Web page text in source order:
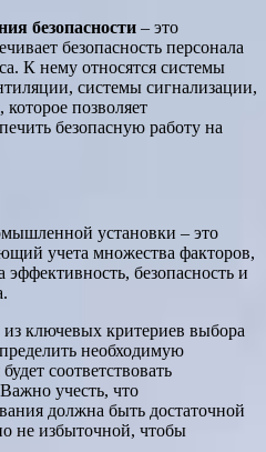
безопасности – это
безопасность персонала
К нему относятся системы
системы сигнализации,
позволяет
безопасную работу на
установки – это
учета множества факторов,
безопасность и
ключевых критериев выбора
необходимую
соответствовать
учесть, что
должна быть достаточной
не избыточной, чтобы